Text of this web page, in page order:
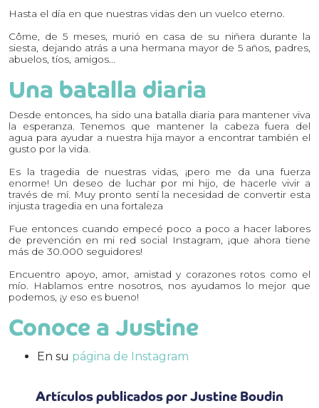
Hasta el día en que nuestras vidas den un vuelco eterno.
Côme, de 5 meses, murió en casa de su niñera durante la
siesta, dejando atrás a una hermana mayor de 5 años, padres,
abuelos, tíos, amigos...
Una batalla diaria
Desde entonces, ha sido una batalla diaria para mantener viva
la esperanza. Tenemos que mantener la cabeza fuera del
agua para ayudar a nuestra hija mayor a encontrar también el
gusto por la vida.
Es la tragedia de nuestras vidas, ¡pero me da una fuerza
enorme! Un deseo de luchar por mi hijo, de hacerle vivir a
través de mí. Muy pronto sentí la necesidad de convertir esta
injusta tragedia en una fortaleza
Fue entonces cuando empecé poco a poco a hacer labores
de prevención en mi red social Instagram, ¡que ahora tiene
más de 30.000 seguidores!
Encuentro apoyo, amor, amistad y corazones rotos como el
mío. Hablamos entre nosotros, nos ayudamos lo mejor que
podemos, ¡y eso es bueno!
Conoce a Justine
En su página de Instagram
Artículos publicados por Justine Boudin